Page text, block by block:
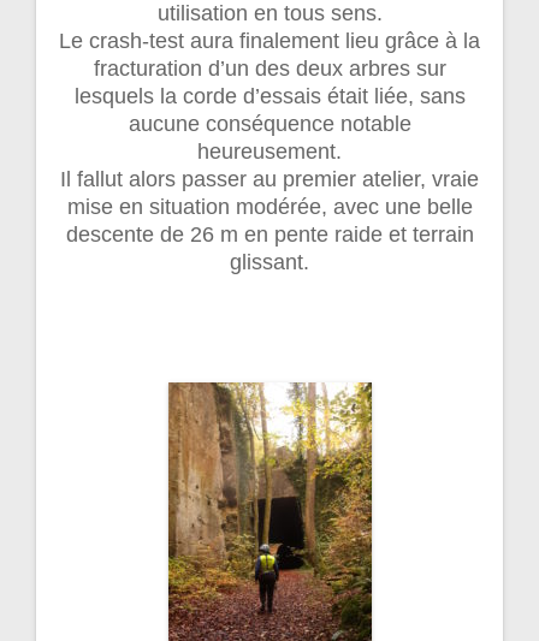
utilisation en tous sens.
Le crash-test aura finalement lieu grâce à la
fracturation d’un des deux arbres sur
lesquels la corde d’essais était liée, sans
aucune conséquence notable
heureusement.
Il fallut alors passer au premier atelier, vraie
mise en situation modérée, avec une belle
descente de 26 m en pente raide et terrain
glissant.